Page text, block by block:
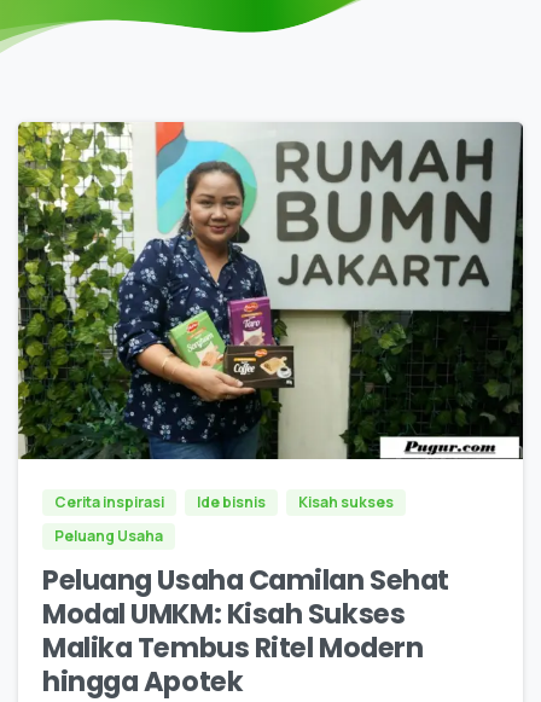
0 0
Cerita inspirasi Ide bisnis
Kisah sukses
Peluang Usaha
Peluang Usaha Camilan Sehat
Modal UMKM: Kisah Sukses
Malika Tembus Ritel Modern
hingga Apotek